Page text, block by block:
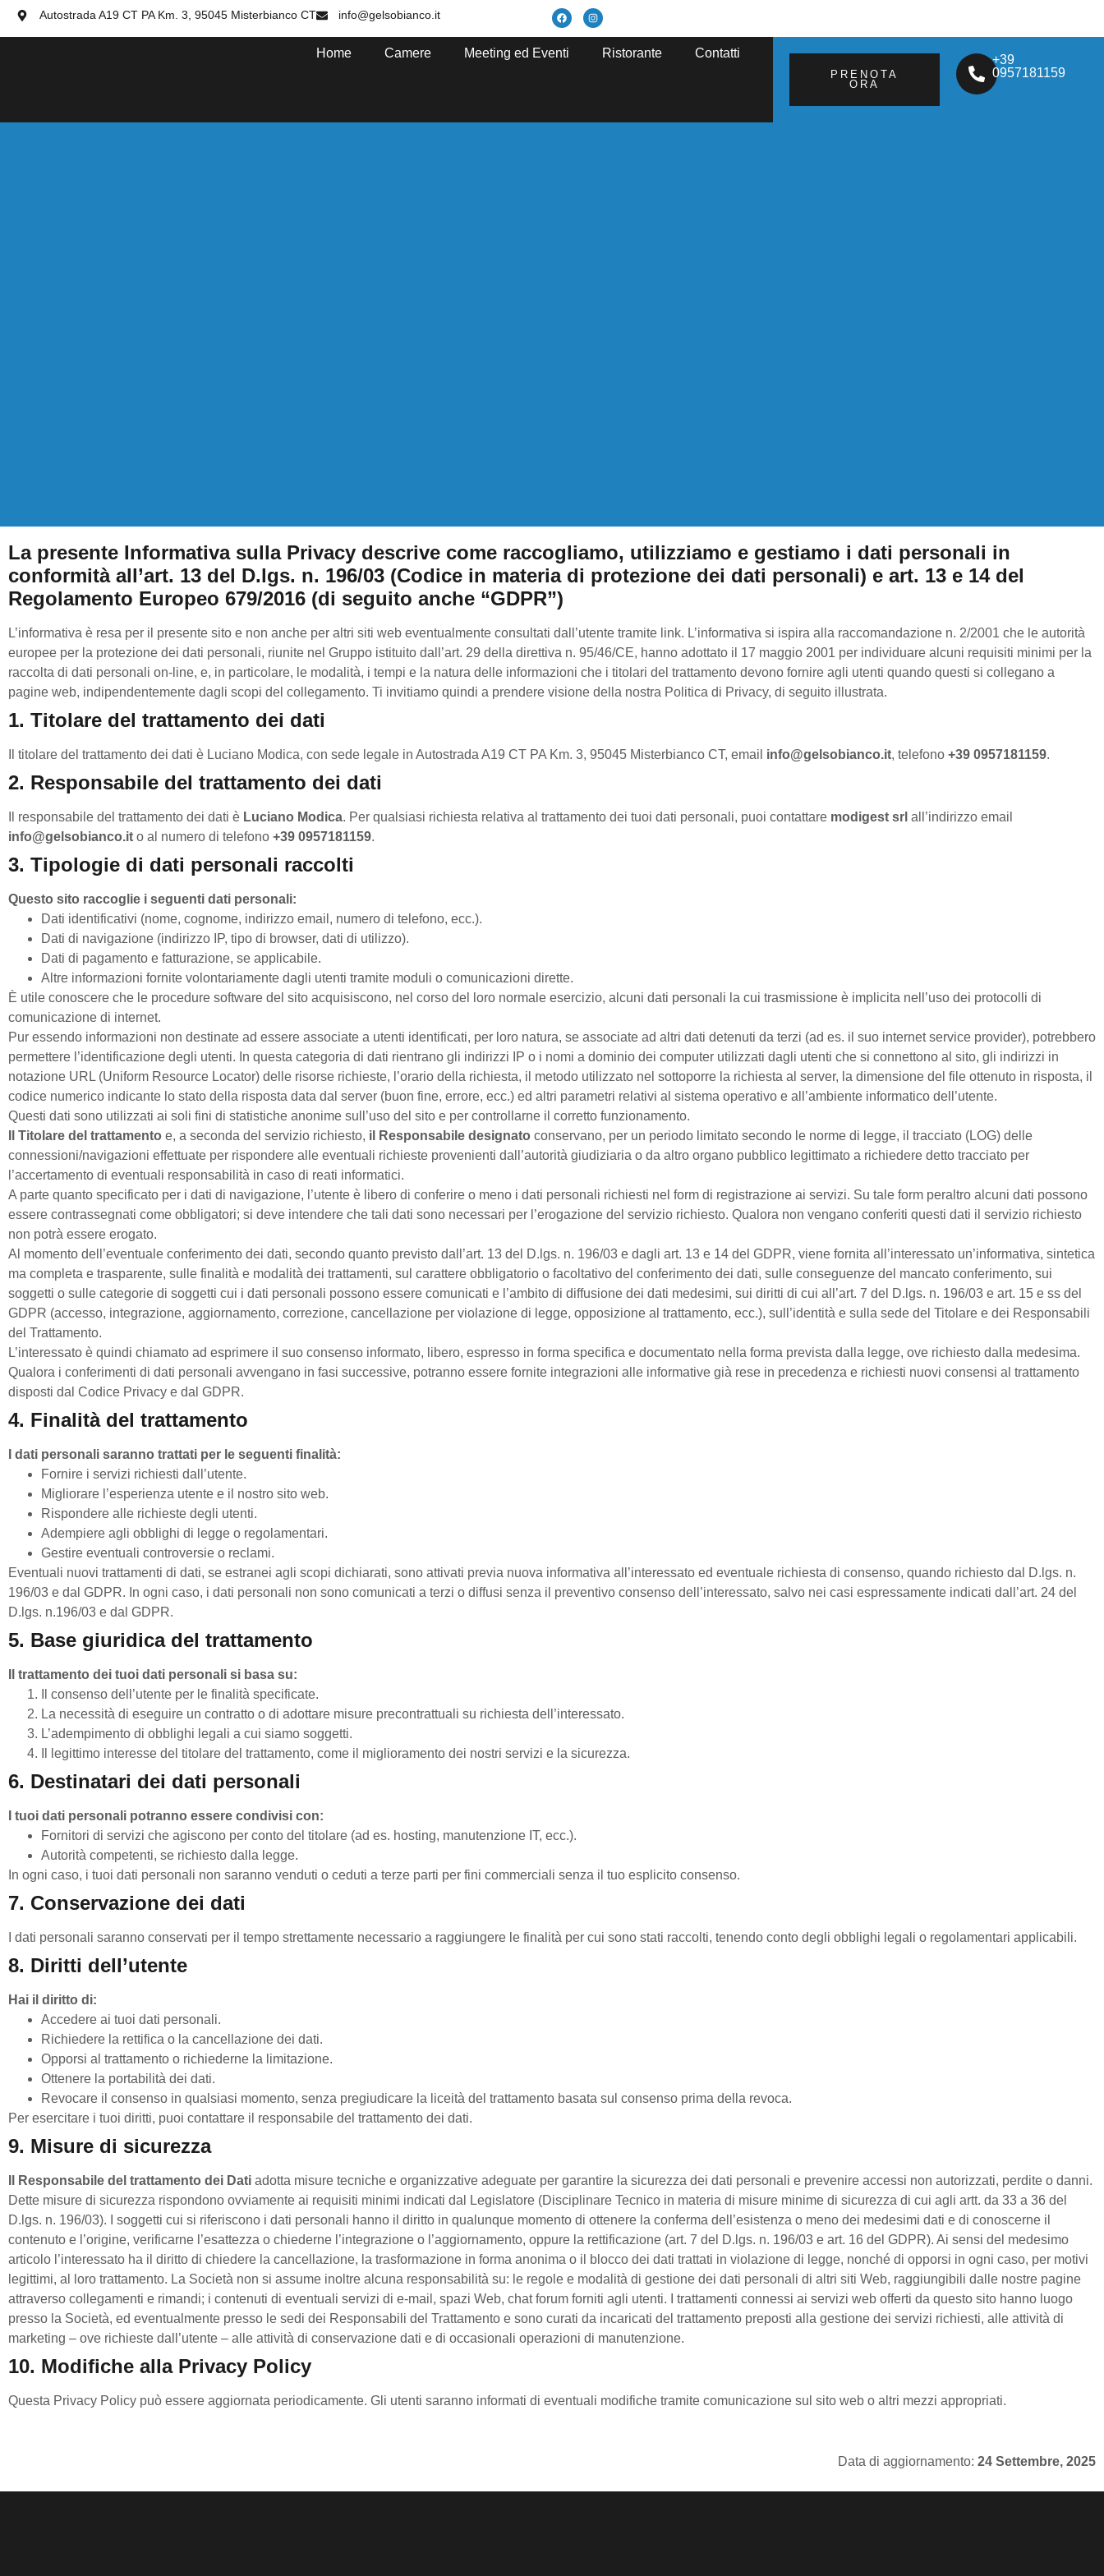
Autostrada A19 CT PA Km. 3, 95045 Misterbianco CT info@gelsobianco.it
Home Camere Meeting ed Eventi Ristorante Contatti
PRENOTA
ORA
+39
0957181159
La presente Informativa sulla Privacy descrive come raccogliamo, utilizziamo e gestiamo i dati personali in
conformità all’art. 13 del D.lgs. n. 196/03 (Codice in materia di protezione dei dati personali) e art. 13 e 14 del
Regolamento Europeo 679/2016 (di seguito anche “GDPR”)
L’informativa è resa per il presente sito e non anche per altri siti web eventualmente consultati dall’utente tramite link. L’informativa si ispira alla raccomandazione n. 2/2001 che le autorità
europee per la protezione dei dati personali, riunite nel Gruppo istituito dall’art. 29 della direttiva n. 95/46/CE, hanno adottato il 17 maggio 2001 per individuare alcuni requisiti minimi per la
raccolta di dati personali on-line, e, in particolare, le modalità, i tempi e la natura delle informazioni che i titolari del trattamento devono fornire agli utenti quando questi si collegano a
pagine web, indipendentemente dagli scopi del collegamento. Ti invitiamo quindi a prendere visione della nostra Politica di Privacy, di seguito illustrata.
1. Titolare del trattamento dei dati
Il titolare del trattamento dei dati è Luciano Modica, con sede legale in Autostrada A19 CT PA Km. 3, 95045 Misterbianco CT, email info@gelsobianco.it, telefono +39 0957181159.
2. Responsabile del trattamento dei dati
Il responsabile del trattamento dei dati è Luciano Modica. Per qualsiasi richiesta relativa al trattamento dei tuoi dati personali, puoi contattare modigest srl all’indirizzo email
info@gelsobianco.it o al numero di telefono +39 0957181159.
3. Tipologie di dati personali raccolti
Questo sito raccoglie i seguenti dati personali:
Dati identificativi (nome, cognome, indirizzo email, numero di telefono, ecc.).
Dati di navigazione (indirizzo IP, tipo di browser, dati di utilizzo).
Dati di pagamento e fatturazione, se applicabile.
Altre informazioni fornite volontariamente dagli utenti tramite moduli o comunicazioni dirette.
È utile conoscere che le procedure software del sito acquisiscono, nel corso del loro normale esercizio, alcuni dati personali la cui trasmissione è implicita nell’uso dei protocolli di
comunicazione di internet.
Pur essendo informazioni non destinate ad essere associate a utenti identificati, per loro natura, se associate ad altri dati detenuti da terzi (ad es. il suo internet service provider), potrebbero
permettere l’identificazione degli utenti. In questa categoria di dati rientrano gli indirizzi IP o i nomi a dominio dei computer utilizzati dagli utenti che si connettono al sito, gli indirizzi in
notazione URL (Uniform Resource Locator) delle risorse richieste, l’orario della richiesta, il metodo utilizzato nel sottoporre la richiesta al server, la dimensione del file ottenuto in risposta, il
codice numerico indicante lo stato della risposta data dal server (buon fine, errore, ecc.) ed altri parametri relativi al sistema operativo e all’ambiente informatico dell’utente.
Questi dati sono utilizzati ai soli fini di statistiche anonime sull’uso del sito e per controllarne il corretto funzionamento.
Il Titolare del trattamento e, a seconda del servizio richiesto, il Responsabile designato conservano, per un periodo limitato secondo le norme di legge, il tracciato (LOG) delle
connessioni/navigazioni effettuate per rispondere alle eventuali richieste provenienti dall’autorità giudiziaria o da altro organo pubblico legittimato a richiedere detto tracciato per
l’accertamento di eventuali responsabilità in caso di reati informatici.
A parte quanto specificato per i dati di navigazione, l’utente è libero di conferire o meno i dati personali richiesti nel form di registrazione ai servizi. Su tale form peraltro alcuni dati possono
essere contrassegnati come obbligatori; si deve intendere che tali dati sono necessari per l’erogazione del servizio richiesto. Qualora non vengano conferiti questi dati il servizio richiesto
non potrà essere erogato.
Al momento dell’eventuale conferimento dei dati, secondo quanto previsto dall’art. 13 del D.lgs. n. 196/03 e dagli art. 13 e 14 del GDPR, viene fornita all’interessato un’informativa, sintetica
ma completa e trasparente, sulle finalità e modalità dei trattamenti, sul carattere obbligatorio o facoltativo del conferimento dei dati, sulle conseguenze del mancato conferimento, sui
soggetti o sulle categorie di soggetti cui i dati personali possono essere comunicati e l’ambito di diffusione dei dati medesimi, sui diritti di cui all’art. 7 del D.lgs. n. 196/03 e art. 15 e ss del
GDPR (accesso, integrazione, aggiornamento, correzione, cancellazione per violazione di legge, opposizione al trattamento, ecc.), sull’identità e sulla sede del Titolare e dei Responsabili
del Trattamento.
L’interessato è quindi chiamato ad esprimere il suo consenso informato, libero, espresso in forma specifica e documentato nella forma prevista dalla legge, ove richiesto dalla medesima.
Qualora i conferimenti di dati personali avvengano in fasi successive, potranno essere fornite integrazioni alle informative già rese in precedenza e richiesti nuovi consensi al trattamento
disposti dal Codice Privacy e dal GDPR.
4. Finalità del trattamento
I dati personali saranno trattati per le seguenti finalità:
Fornire i servizi richiesti dall’utente.
Migliorare l’esperienza utente e il nostro sito web.
Rispondere alle richieste degli utenti.
Adempiere agli obblighi di legge o regolamentari.
Gestire eventuali controversie o reclami.
Eventuali nuovi trattamenti di dati, se estranei agli scopi dichiarati, sono attivati previa nuova informativa all’interessato ed eventuale richiesta di consenso, quando richiesto dal D.lgs. n.
196/03 e dal GDPR. In ogni caso, i dati personali non sono comunicati a terzi o diffusi senza il preventivo consenso dell’interessato, salvo nei casi espressamente indicati dall’art. 24 del
D.lgs. n.196/03 e dal GDPR.
5. Base giuridica del trattamento
Il trattamento dei tuoi dati personali si basa su:
Il consenso dell’utente per le finalità specificate.
La necessità di eseguire un contratto o di adottare misure precontrattuali su richiesta dell’interessato.
L’adempimento di obblighi legali a cui siamo soggetti.
Il legittimo interesse del titolare del trattamento, come il miglioramento dei nostri servizi e la sicurezza.
6. Destinatari dei dati personali
I tuoi dati personali potranno essere condivisi con:
Fornitori di servizi che agiscono per conto del titolare (ad es. hosting, manutenzione IT, ecc.).
Autorità competenti, se richiesto dalla legge.
In ogni caso, i tuoi dati personali non saranno venduti o ceduti a terze parti per fini commerciali senza il tuo esplicito consenso.
7. Conservazione dei dati
I dati personali saranno conservati per il tempo strettamente necessario a raggiungere le finalità per cui sono stati raccolti, tenendo conto degli obblighi legali o regolamentari applicabili.
8. Diritti dell’utente
Hai il diritto di:
Accedere ai tuoi dati personali.
Richiedere la rettifica o la cancellazione dei dati.
Opporsi al trattamento o richiederne la limitazione.
Ottenere la portabilità dei dati.
Revocare il consenso in qualsiasi momento, senza pregiudicare la liceità del trattamento basata sul consenso prima della revoca.
Per esercitare i tuoi diritti, puoi contattare il responsabile del trattamento dei dati.
9. Misure di sicurezza
Il Responsabile del trattamento dei Dati adotta misure tecniche e organizzative adeguate per garantire la sicurezza dei dati personali e prevenire accessi non autorizzati, perdite o danni.
Dette misure di sicurezza rispondono ovviamente ai requisiti minimi indicati dal Legislatore (Disciplinare Tecnico in materia di misure minime di sicurezza di cui agli artt. da 33 a 36 del
D.lgs. n. 196/03). I soggetti cui si riferiscono i dati personali hanno il diritto in qualunque momento di ottenere la conferma dell’esistenza o meno dei medesimi dati e di conoscerne il
contenuto e l’origine, verificarne l’esattezza o chiederne l’integrazione o l’aggiornamento, oppure la rettificazione (art. 7 del D.lgs. n. 196/03 e art. 16 del GDPR). Ai sensi del medesimo
articolo l’interessato ha il diritto di chiedere la cancellazione, la trasformazione in forma anonima o il blocco dei dati trattati in violazione di legge, nonché di opporsi in ogni caso, per motivi
legittimi, al loro trattamento. La Società non si assume inoltre alcuna responsabilità su: le regole e modalità di gestione dei dati personali di altri siti Web, raggiungibili dalle nostre pagine
attraverso collegamenti e rimandi; i contenuti di eventuali servizi di e-mail, spazi Web, chat forum forniti agli utenti. I trattamenti connessi ai servizi web offerti da questo sito hanno luogo
presso la Società, ed eventualmente presso le sedi dei Responsabili del Trattamento e sono curati da incaricati del trattamento preposti alla gestione dei servizi richiesti, alle attività di
marketing – ove richieste dall’utente – alle attività di conservazione dati e di occasionali operazioni di manutenzione.
10. Modifiche alla Privacy Policy
Questa Privacy Policy può essere aggiornata periodicamente. Gli utenti saranno informati di eventuali modifiche tramite comunicazione sul sito web o altri mezzi appropriati.
Data di aggiornamento: 24 Settembre, 2025